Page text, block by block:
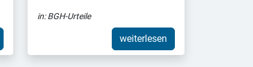
in:BGH-Urteile
weiterlesen